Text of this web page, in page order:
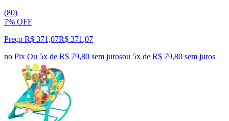
(80)
7% OFF
Preço R$ 371,07R$ 371 ,07
no Pix Ou 5x de R$ 79,80 sem jurosou 5x de R$ 79,80 sem juros